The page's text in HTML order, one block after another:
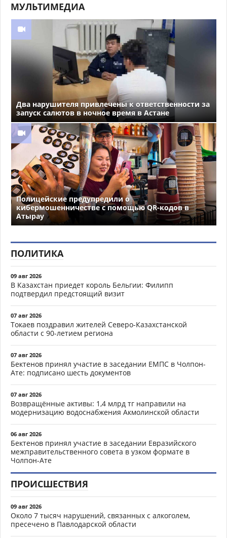
МУЛЬТИМЕДИА
Два нарушителя привлечены к ответственности за
запуск салютов в ночное время в Астане
Полицейские предупредили о
кибермошенничестве с помощью QR-кодов в
Атырау
ПОЛИТИКА
09 авг 2026
В Казахстан приедет король Бельгии: Филипп
подтвердил предстоящий визит
07 авг 2026
Токаев поздравил жителей Северо-Казахстанской
области с 90-летием региона
07 авг 2026
Бектенов принял участие в заседании ЕМПС в Чолпон-
Ате: подписано шесть документов
07 авг 2026
Возвращённые активы: 1,4 млрд тг направили на
модернизацию водоснабжения Акмолинской области
06 авг 2026
Бектенов принял участие в заседании Евразийского
межправительственного совета в узком формате в
Чолпон-Ате
ПРОИСШЕСТВИЯ
09 авг 2026
Около 7 тысяч нарушений, связанных с алкоголем,
пресечено в Павлодарской области